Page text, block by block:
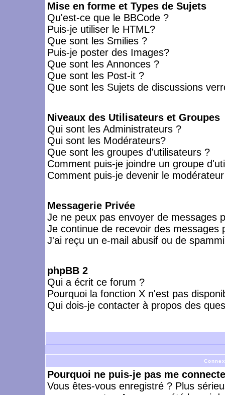
Mise en forme et Types de Sujets
Qu'est-ce que le BBCode ?
Puis-je utiliser le HTML?
Que sont les Smilies ?
Puis-je poster des Images?
Que sont les Annonces ?
Que sont les Post-it ?
Que sont les Sujets de discussions
Niveaux des Utilisateurs et Groupes
Qui sont les Administrateurs ?
Qui sont les Modérateurs?
Que sont les groupes d'utilisateurs ?
Comment puis-je joindre un groupe
Comment puis-je devenir le
Messagerie Privée
Je ne peux pas envoyer de messages
Je continue de recevoir des messages
J'ai reçu un e-mail abusif ou de
phpBB 2
Qui a écrit ce forum ?
Pourquoi la fonction X n'est pas
Qui dois-je contacter à propos des
Pourquoi ne puis-je pas me
Vous êtes-vous enregistré ? Plus